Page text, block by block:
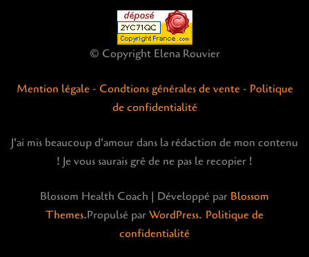
© Copyright Elena Rouvier
Mention légale- Condtions générales de vente- Politique
de confidentialité
J'ai mis beaucoup d'amour dans la rédaction de mon contenu
! Je vous saurais gré de ne pas le recopier !
Blossom Health Coach | Développé par Blossom
Themes.Propulsé parWordPress. Politique de
confidentialité